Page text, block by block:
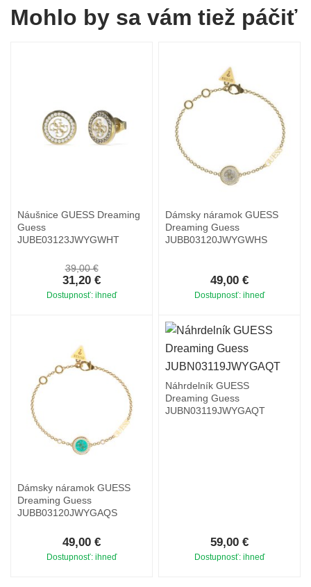
Mohlo by sa vám tiež páčiť
Náušnice GUESS Dreaming
Guess
JUBE03123JWYGWHT
39,00 €
31,20 €
Dostupnosť: ihneď
Dámsky náramok GUESS
Dreaming Guess
JUBB03120JWYGWHS
49,00 €
Dostupnosť: ihneď
Dámsky náramok GUESS
Dreaming Guess
JUBB03120JWYGAQS
49,00 €
Dostupnosť: ihneď
Náhrdelník GUESS
Dreaming Guess
JUBN03119JWYGAQT
59,00 €
Dostupnosť: ihneď